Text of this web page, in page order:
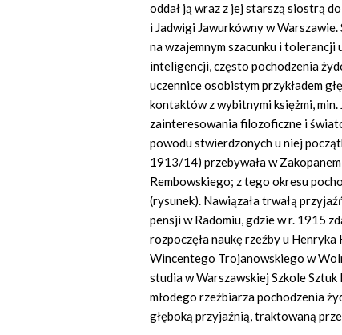
oddał ją wraz z jej starszą siostrą
i Jadwigi Jawurkówny w
na wzajemnym szacunku i tolerancji
inteligencji, często pochodzenia
uczennice osobistym przykładem
kontaktów z wybitnymi księżmi,
zainteresowania filozoficzne i
powodu stwierdzonych u niej
1913/14) przebywała w
Rembowskiego; z tego okresu
(rysunek). Nawiązała trwałą
pensji w Radomiu, gdzie w r. 1915
rozpoczęła naukę rzeźby u
Wincentego Trojanowskiego w
studia w Warszawskiej Szkole
młodego rzeźbiarza pochodzenia
głęboką przyjaźnią, traktowaną